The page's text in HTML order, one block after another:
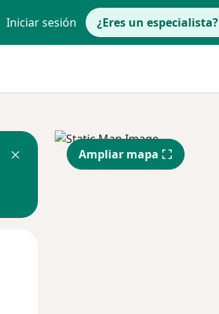
Iniciar sesión ¿Eres un especialista?
Ampliar mapa